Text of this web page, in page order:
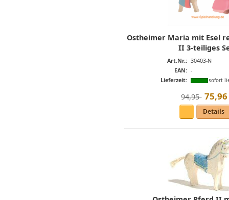
Ostheimer Maria mit Esel
II 3-teiliges
Art.Nr.: 30403-N
EAN: -
Lieferzeit:
sofort
94,95  75,96
Details